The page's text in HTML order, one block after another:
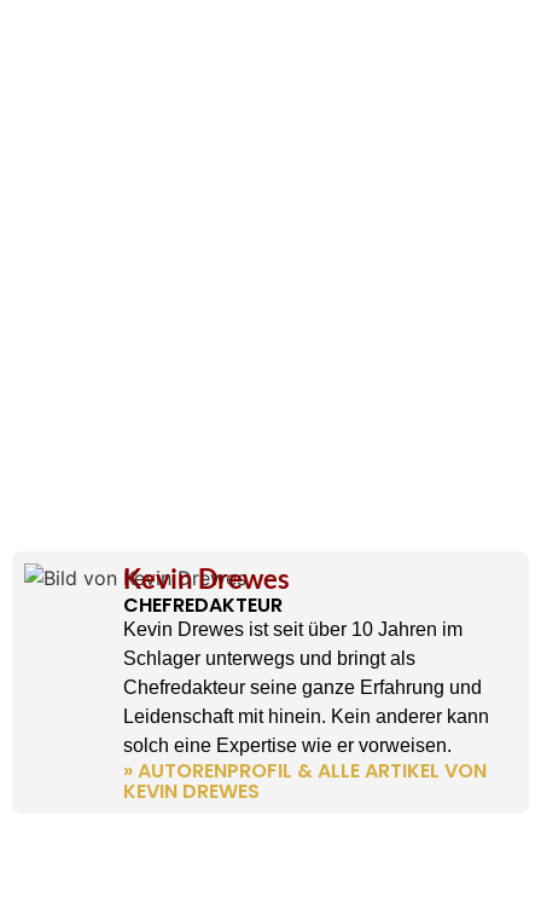
Kevin Drewes
CHEFREDAKTEUR
Kevin Drewes ist seit über 10 Jahren im
Schlager unterwegs und bringt als
Chefredakteur seine ganze Erfahrung und
Leidenschaft mit hinein. Kein anderer kann
solch eine Expertise wie er vorweisen.
» AUTORENPROFIL & ALLE ARTIKEL VON
KEVIN DREWES